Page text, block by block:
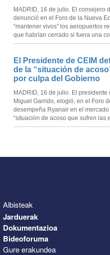
MADRID, 16 de julio. El consejero
denunció en el Foro de la Nueva
“mantener vivos” los aeropuertos
que habrían cerrado si fuera una
El Presidente de CEIM
de la “situación de
por culpa del Gobierno
MADRID, 16 de julio. El presidente
Miguel Garrido, elogió, en el Foro
desempeña Ryanair en el
“situación de acoso que sufren las
Albisteak
Jarduerak
Dokumentazioa
Bideoforuma
Gure erakundea